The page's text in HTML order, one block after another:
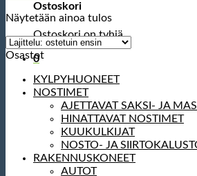
Ostoskori
Ostoskori on tyhjä.
0
Näytetään ainoa tulos
Osastot
KYLPYHUONEET
NOSTIMET
AJETTAVAT SAKSI- JA
HINATTAVAT NOSTIMET
KUUKULKIJAT
NOSTO- JA
RAKENNUSKONEET
AUTOT